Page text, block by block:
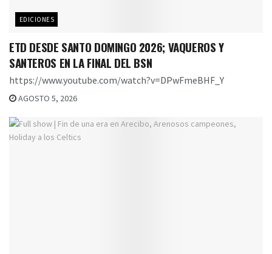
EDICIONES
ETD DESDE SANTO DOMINGO 2026; VAQUEROS Y
SANTEROS EN LA FINAL DEL BSN
https://www.youtube.com/watch?v=DPwFmeBHF_Y
AGOSTO 5, 2026